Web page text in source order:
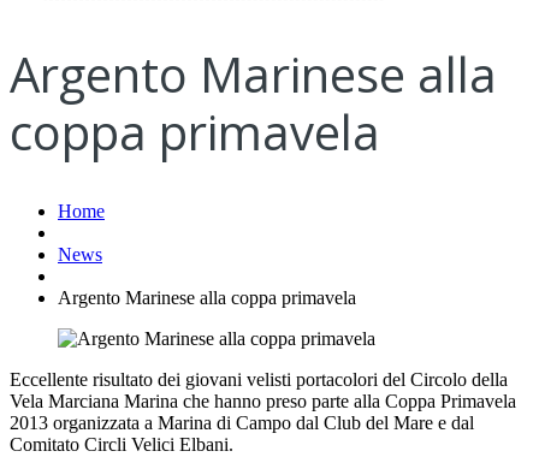
Argento Marinese alla
coppa primavela
Home
News
Argento Marinese alla coppa primavela
Eccellente risultato dei giovani velisti portacolori del Circolo della
Vela Marciana Marina che hanno preso parte alla Coppa Primavela
2013 organizzata a Marina di Campo dal Club del Mare e dal
Comitato Circli Velici Elbani.